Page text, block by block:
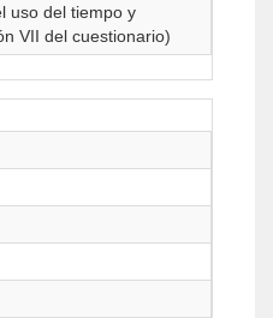
uso del tiempo y
VII del cuestionario)